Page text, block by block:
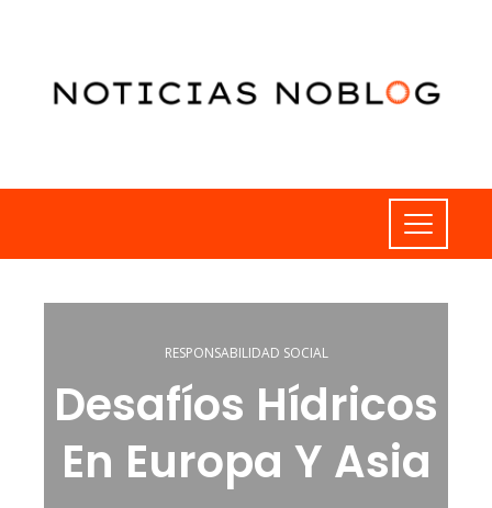
RESPONSABILIDAD SOCIAL
Desafíos Hídricos
En Europa Y Asia